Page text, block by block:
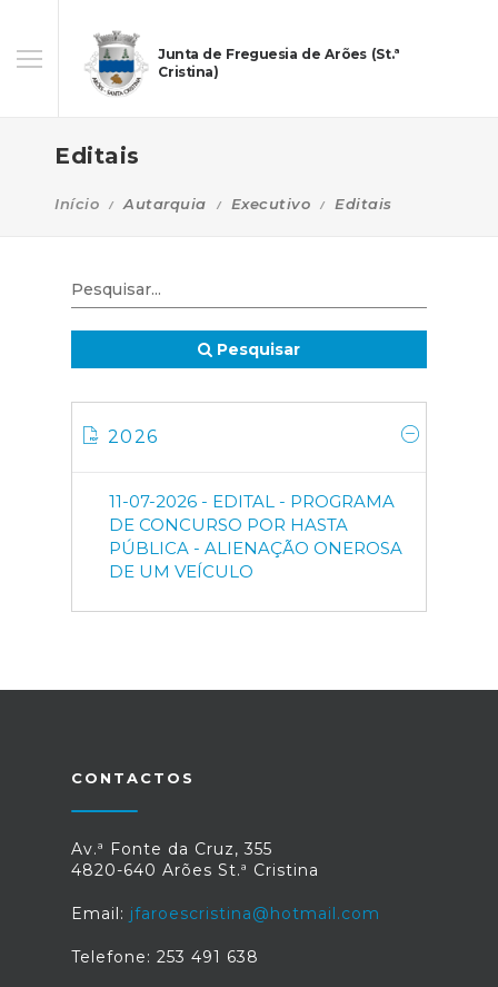
Junta de Freguesia de Arões (St.ª
Cristina)
Editais
Início Autarquia Executivo Editais
Pesquisar
2026
11-07-2026 - EDITAL - PROGRAMA
DE CONCURSO POR HASTA
PÚBLICA - ALIENAÇÃO ONEROSA
DE UM VEÍCULO
CONTACTOS
Av.ª Fonte da Cruz, 355
4820-640 Arões St.ª Cristina
Email: jfaroescristina@hotmail.com
Telefone: 253 491 638